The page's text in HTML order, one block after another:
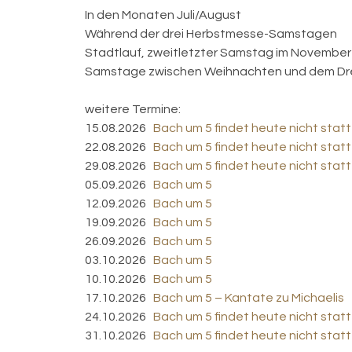
In den Monaten Juli/August
Während der drei Herbstmesse-Samstagen
Stadtlauf, zweitletzter Samstag im November
Samstage zwischen Weihnachten und dem
weitere Termine:
15.08.2026 Bach um 5 findet heute nicht statt
22.08.2026 Bach um 5 findet heute nicht statt
29.08.2026 Bach um 5 findet heute nicht statt
05.09.2026 Bach um 5
12.09.2026 Bach um 5
19.09.2026 Bach um 5
26.09.2026 Bach um 5
03.10.2026 Bach um 5
10.10.2026 Bach um 5
17.10.2026 Bach um 5 – Kantate zu Michaelis
24.10.2026 Bach um 5 findet heute nicht statt
31.10.2026 Bach um 5 findet heute nicht statt